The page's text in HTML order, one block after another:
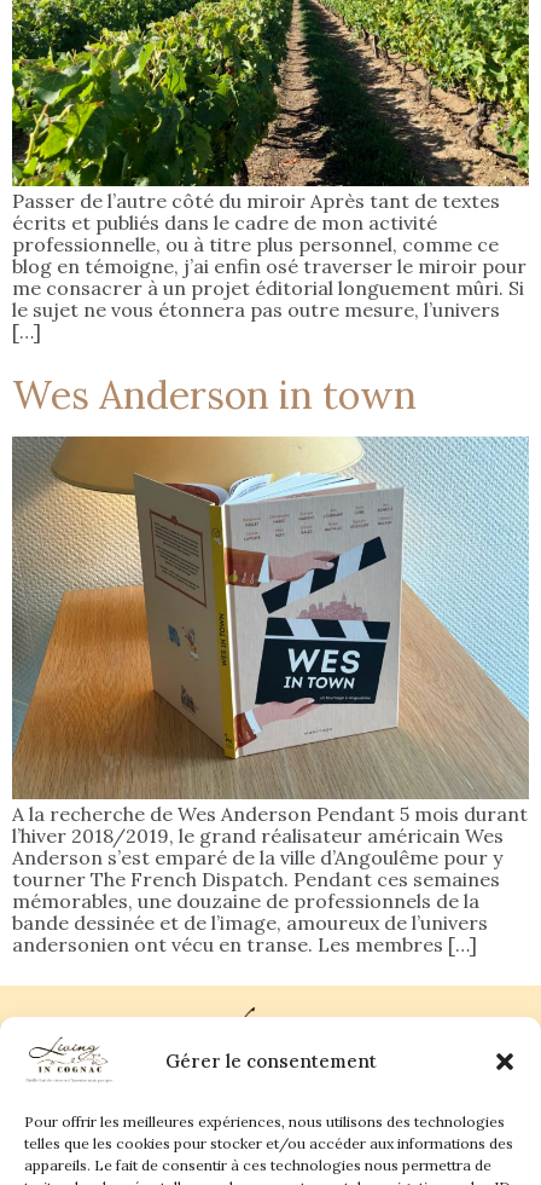
Gérer le consentement
Pour offrir les meilleures expériences, nous utilisons des technologies
telles que les cookies pour stocker et/ou accéder aux informations des
appareils. Le fait de consentir à ces technologies nous permettra de
Passer de l’autre côté du miroir Après tant de textes
écrits et publiés dans le cadre de mon activité
professionnelle, ou à titre plus personnel, comme ce
blog en témoigne, j’ai enfin osé traverser le miroir pour
me consacrer à un projet éditorial longuement mûri. Si
le sujet ne vous étonnera pas outre mesure, l’univers
[…]
Wes Anderson in town
A la recherche de Wes Anderson Pendant 5 mois durant
l’hiver 2018/2019, le grand réalisateur américain Wes
Anderson s’est emparé de la ville d’Angoulême pour y
tourner The French Dispatch. Pendant ces semaines
mémorables, une douzaine de professionnels de la
bande dessinée et de l’image, amoureux de l’univers
andersonien ont vécu en transe. Les membres […]
Plan du site Contact